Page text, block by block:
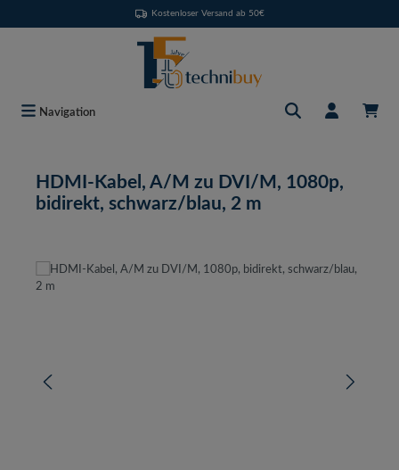
Kostenloser Versand ab 50€
Navigation
HDMI-Kabel, A/M zu DVI/M, 1080p,
bidirekt, schwarz/blau, 2 m
Bildergalerie überspringen